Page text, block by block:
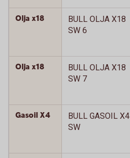
Olja x18
BULL OLJA X18
SW 6
Olja x18
BULL OLJA X18
SW 7
Gasoil X4
BULL GASOIL X4
SW